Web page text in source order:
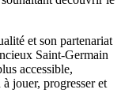
et son partenariat
Saint-Germain
accessible,
jouer, progresser et